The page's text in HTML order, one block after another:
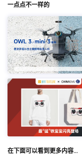
一点点不一样的
在下面可以看到更多内容…